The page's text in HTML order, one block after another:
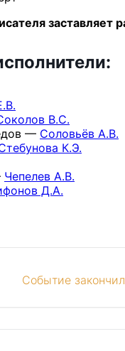
заставляет
В.С.
— Соловьёв А.В.
К.Э.
Чепелев А.В.
Д.А.
Событие